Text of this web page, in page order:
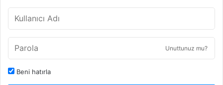
Unuttunuz mu?
Beni hatırla